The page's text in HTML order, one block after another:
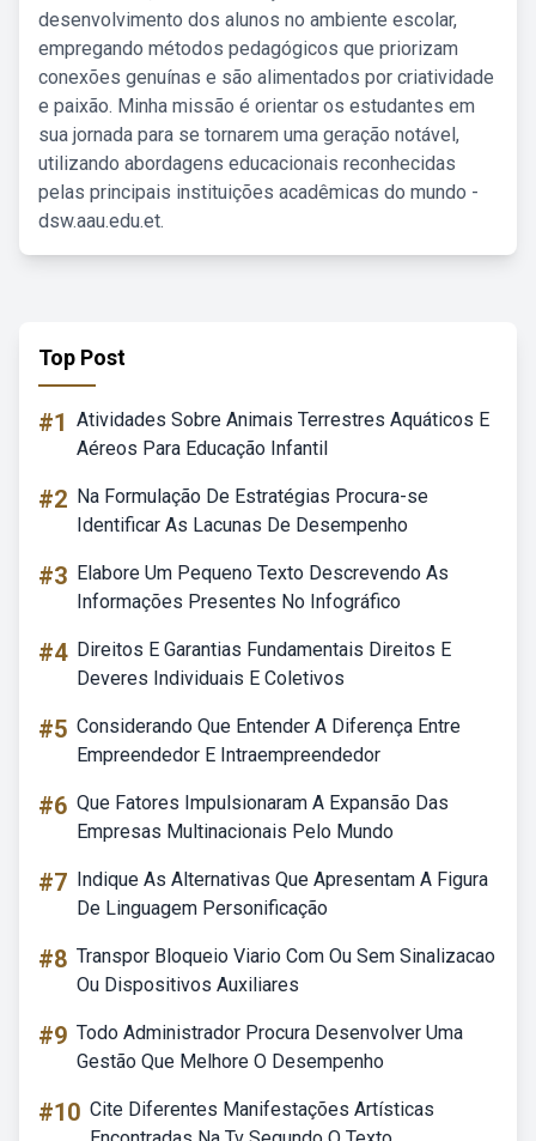
desenvolvimento dos alunos no ambiente escolar,
empregando métodos pedagógicos que priorizam
conexões genuínas e são alimentados por criatividade
e paixão. Minha missão é orientar os estudantes em
sua jornada para se tornarem uma geração notável,
utilizando abordagens educacionais reconhecidas
pelas principais instituições acadêmicas do mundo -
dsw.aau.edu.et.
Top Post
#1 Atividades Sobre Animais Terrestres Aquáticos E
Aéreos Para Educação Infantil
#2 Na Formulação De Estratégias Procura-se
Identificar As Lacunas De Desempenho
#3 Elabore Um Pequeno Texto Descrevendo As
Informações Presentes No Infográfico
#4 Direitos E Garantias Fundamentais Direitos E
Deveres Individuais E Coletivos
#5 Considerando Que Entender A Diferença Entre
Empreendedor E Intraempreendedor
#6 Que Fatores Impulsionaram A Expansão Das
Empresas Multinacionais Pelo Mundo
#7 Indique As Alternativas Que Apresentam A Figura
De Linguagem Personificação
#8 Transpor Bloqueio Viario Com Ou Sem Sinalizacao
Ou Dispositivos Auxiliares
#9 Todo Administrador Procura Desenvolver Uma
Gestão Que Melhore O Desempenho
#10 Cite Diferentes Manifestações Artísticas